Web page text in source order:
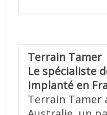
Terrain Tamer
Le spécialiste
implanté en
Terrain Tamer